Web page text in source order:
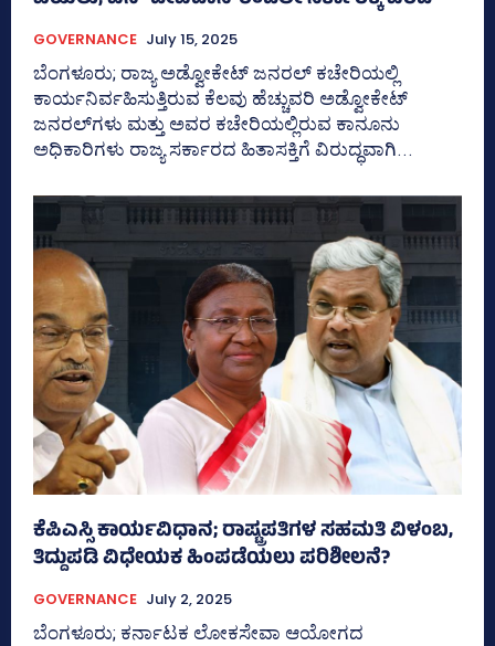
GOVERNANCE July 15, 2025
ಬೆಂಗಳೂರು; ರಾಜ್ಯ ಅಡ್ವೋಕೇಟ್ ಜನರಲ್ ಕಚೇರಿಯಲ್ಲಿ
ಕಾರ್ಯನಿರ್ವಹಿಸುತ್ತಿರುವ ಕೆಲವು ಹೆಚ್ಚುವರಿ ಅಡ್ವೋಕೇಟ್‌
ಜನರಲ್‌ಗಳು ಮತ್ತು ಅವರ ಕಚೇರಿಯಲ್ಲಿರುವ ಕಾನೂನು
ಅಧಿಕಾರಿಗಳು ರಾಜ್ಯ ಸರ್ಕಾರದ ಹಿತಾಸಕ್ತಿಗೆ ವಿರುದ್ಧವಾಗಿ...
ಕೆಪಿಎಸ್ಸಿ ಕಾರ್ಯವಿಧಾನ; ರಾಷ್ಟ್ರಪತಿಗಳ ಸಹಮತಿ ವಿಳಂಬ,
ತಿದ್ದುಪಡಿ ವಿಧೇಯಕ ಹಿಂಪಡೆಯಲು ಪರಿಶೀಲನೆ?
GOVERNANCE July 2, 2025
ಬೆಂಗಳೂರು; ಕರ್ನಾಟಕ ಲೋಕಸೇವಾ ಆಯೋಗದ